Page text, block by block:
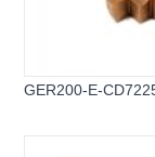
GER200-E-